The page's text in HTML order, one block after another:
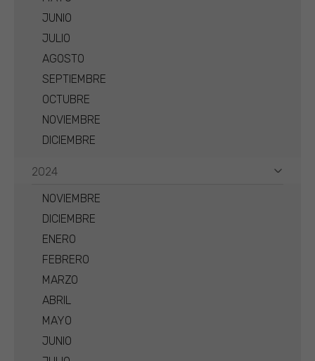
JUNIO
JULIO
AGOSTO
SEPTIEMBRE
OCTUBRE
NOVIEMBRE
DICIEMBRE
2024
NOVIEMBRE
DICIEMBRE
ENERO
FEBRERO
MARZO
ABRIL
MAYO
JUNIO